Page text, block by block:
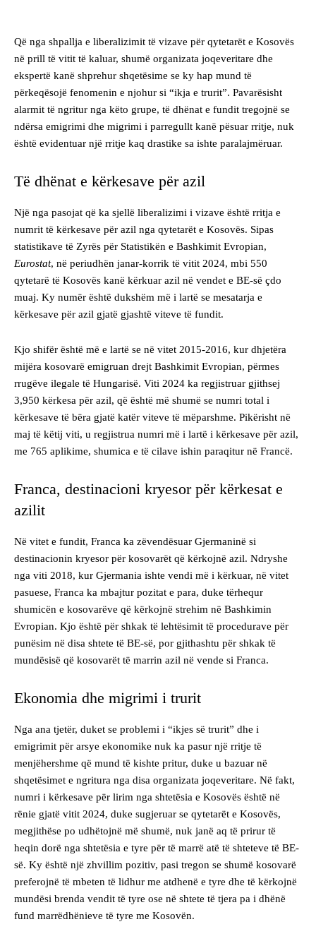
Që nga shpallja e liberalizimit të vizave për qytetarët e Kosovës
në prill të vitit të kaluar, shumë organizata joqeveritare dhe
ekspertë kanë shprehur shqetësime se ky hap mund të
përkeqësojë fenomenin e njohur si “ikja e trurit”. Pavarësisht
alarmit të ngritur nga këto grupe, të dhënat e fundit tregojnë se
ndërsa emigrimi dhe migrimi i parregullt kanë pësuar rritje, nuk
është evidentuar një rritje kaq drastike sa ishte paralajmëruar.
Të dhënat e kërkesave për azil
Një nga pasojat që ka sjellë liberalizimi i vizave është rritja e
numrit të kërkesave për azil nga qytetarët e Kosovës. Sipas
statistikave të Zyrës për Statistikën e Bashkimit Evropian,
Eurostat, në periudhën janar-korrik të vitit 2024, mbi 550
qytetarë të Kosovës kanë kërkuar azil në vendet e BE-së çdo
muaj. Ky numër është dukshëm më i lartë se mesatarja e
kërkesave për azil gjatë gjashtë viteve të fundit.
Kjo shifër është më e lartë se në vitet 2015-2016, kur dhjetëra
mijëra kosovarë emigruan drejt Bashkimit Evropian, përmes
rrugëve ilegale të Hungarisë. Viti 2024 ka regjistruar gjithsej
3,950 kërkesa për azil, që është më shumë se numri total i
kërkesave të bëra gjatë katër viteve të mëparshme. Pikërisht në
maj të këtij viti, u regjistrua numri më i lartë i kërkesave për azil,
me 765 aplikime, shumica e të cilave ishin paraqitur në Francë.
Franca, destinacioni kryesor për kërkesat e
azilit
Në vitet e fundit, Franca ka zëvendësuar Gjermaninë si
destinacionin kryesor për kosovarët që kërkojnë azil. Ndryshe
nga viti 2018, kur Gjermania ishte vendi më i kërkuar, në vitet
pasuese, Franca ka mbajtur pozitat e para, duke tërhequr
shumicën e kosovarëve që kërkojnë strehim në Bashkimin
Evropian. Kjo është për shkak të lehtësimit të procedurave për
punësim në disa shtete të BE-së, por gjithashtu për shkak të
mundësisë që kosovarët të marrin azil në vende si Franca.
Ekonomia dhe migrimi i trurit
Nga ana tjetër, duket se problemi i “ikjes së trurit” dhe i
emigrimit për arsye ekonomike nuk ka pasur një rritje të
menjëhershme që mund të kishte pritur, duke u bazuar në
shqetësimet e ngritura nga disa organizata joqeveritare. Në fakt,
numri i kërkesave për lirim nga shtetësia e Kosovës është në
rënie gjatë vitit 2024, duke sugjeruar se qytetarët e Kosovës,
megjithëse po udhëtojnë më shumë, nuk janë aq të prirur të
heqin dorë nga shtetësia e tyre për të marrë atë të shteteve të BE-
së. Ky është një zhvillim pozitiv, pasi tregon se shumë kosovarë
preferojnë të mbeten të lidhur me atdhenë e tyre dhe të kërkojnë
mundësi brenda vendit të tyre ose në shtete të tjera pa i dhënë
fund marrëdhënieve të tyre me Kosovën.